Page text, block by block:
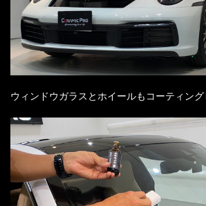
ウィンドウガラスとホイールもコーティング